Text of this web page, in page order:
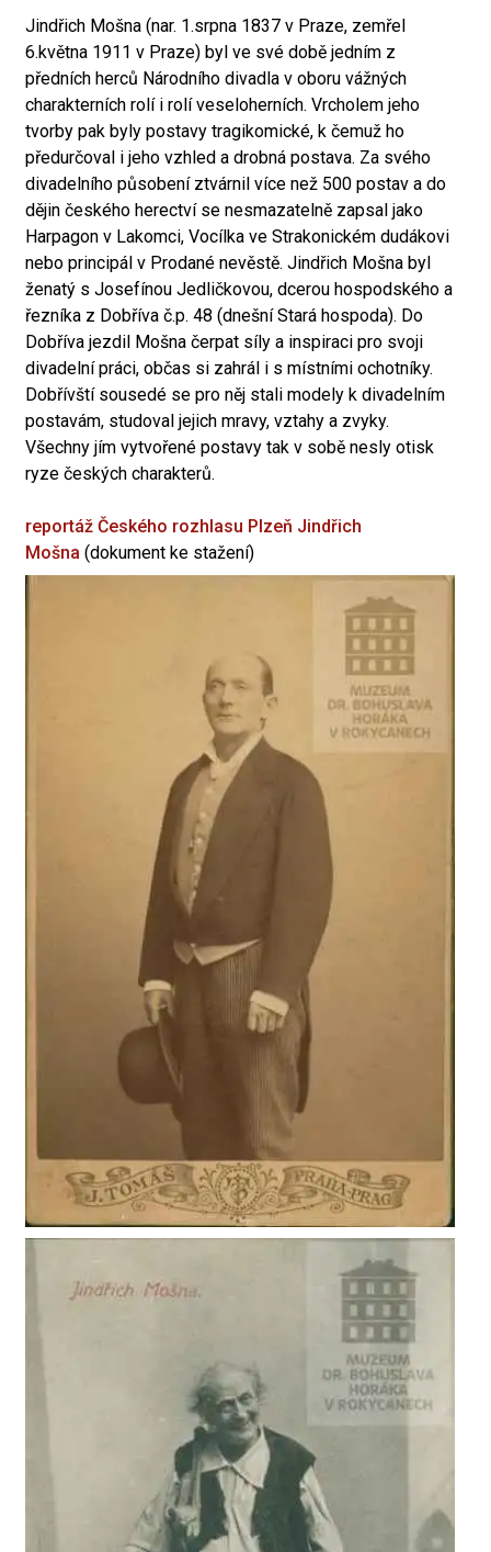
Jindřich Mošna (nar. 1.srpna 1837 v Praze, zemřel
6.května 1911 v Praze) byl ve své době jedním z
předních herců Národního divadla v oboru vážných
charakterních rolí i rolí veseloherních. Vrcholem jeho
tvorby pak byly postavy tragikomické, k čemuž ho
předurčoval i jeho vzhled a drobná postava. Za svého
divadelního působení ztvárnil více než 500 postav a do
dějin českého herectví se nesmazatelně zapsal jako
Harpagon v Lakomci, Vocílka ve Strakonickém dudákovi
nebo principál v Prodané nevěstě. Jindřich Mošna byl
ženatý s Josefínou Jedličkovou, dcerou hospodského a
řezníka z Dobříva č.p. 48 (dnešní Stará hospoda). Do
Dobříva jezdil Mošna čerpat síly a inspiraci pro svoji
divadelní práci, občas si zahrál i s místními ochotníky.
Dobřívští sousedé se pro něj stali modely k divadelním
postavám, studoval jejich mravy, vztahy a zvyky.
Všechny jím vytvořené postavy tak v sobě nesly otisk
ryze českých charakterů.
reportáž Českého rozhlasu Plzeň Jindřich
Mošna (dokument ke stažení)